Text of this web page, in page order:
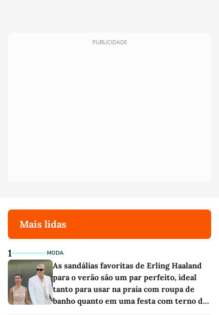
PUBLICIDADE
Mais lidas
1 MODA
As sandálias favoritas de Erling Haaland
para o verão são um par perfeito, ideal
tanto para usar na praia com roupa de
banho quanto em uma festa com terno de